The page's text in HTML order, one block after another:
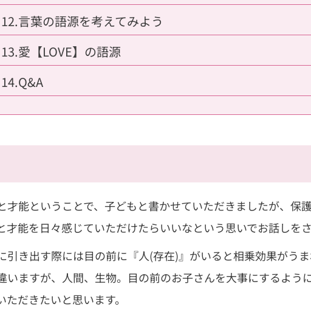
12.言葉の語源を考えてみよう
13.愛【LOVE】の語源
14.Q&A
才能ということで、子どもと書かせていただきましたが、保
才能を日々感じていただけたらいいなという思いでお話しを
引き出す際には目の前に『人(存在)』がいると相乗効果がうま
いますが、人間、生物。目の前のお子さんを大事にするよう
だきたいと思います。